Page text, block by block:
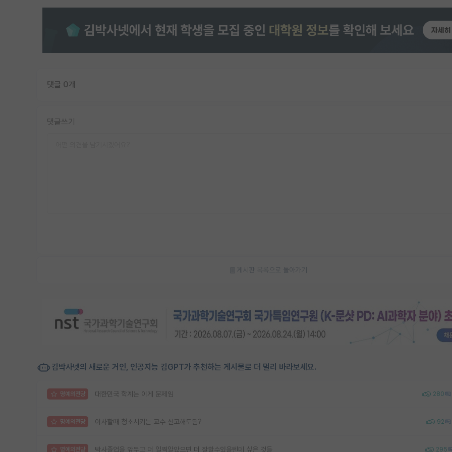
댓글 0개
댓글쓰기
게시판 목록으로 돌아가기
김박사넷의 새로운 거인, 인공지능 김GPT가 추천하는 게시물로 더 멀리 바라보세요.
명예의전당 대한민국 학계는 이게 문제임 280
명예의전당 이사할때 청소시키는 교수 신고해도됨? 92
명예의전당 박사졸업을 앞두고 더 일찍알았으면 더 잘할수있을텐데 싶은 것들 295